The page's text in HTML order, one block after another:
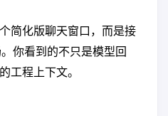
简化版聊天窗口，而是接
你看到的不只是模型回
工程上下文。